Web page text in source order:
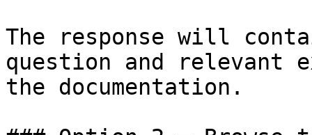
The response will
question and relevant
the documentation.